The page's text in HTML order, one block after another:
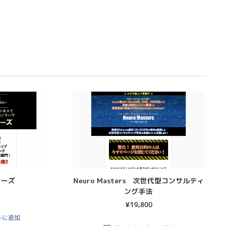
ズ
に追加
Neuro Masters 次世代型コンサルティ
ング手法
¥19,800